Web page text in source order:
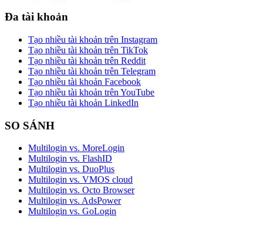
Đa tài khoản
Tạo nhiều tài khoản trên Instagram
Tạo nhiều tài khoản trên TikTok
Tạo nhiều tài khoản trên Reddit
Tạo nhiều tài khoản trên Telegram
Tạo nhiều tài khoản Facebook
Tạo nhiều tài khoản trên YouTube
Tạo nhiều tài khoản LinkedIn
SO SÁNH
Multilogin vs. MoreLogin
Multilogin vs. FlashID
Multilogin vs. DuoPlus
Multilogin vs. VMOS cloud
Multilogin vs. Octo Browser
Multilogin vs. AdsPower
Multilogin vs. GoLogin